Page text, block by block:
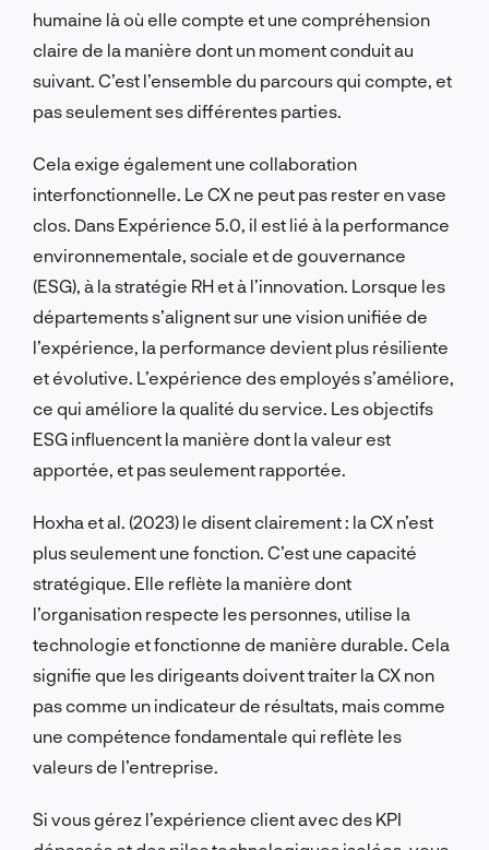
humaine là où elle compte et une compréhension
claire de la manière dont un moment conduit au
suivant. C’est l’ensemble du parcours qui compte, et
pas seulement ses différentes parties.
Cela exige également une collaboration
interfonctionnelle. Le CX ne peut pas rester en vase
clos. Dans Expérience 5.0, il est lié à la performance
environnementale, sociale et de gouvernance
(ESG), à la stratégie RH et à l’innovation. Lorsque les
départements s’alignent sur une vision unifiée de
l’expérience, la performance devient plus résiliente
et évolutive. L’expérience des employés s’améliore,
ce qui améliore la qualité du service. Les objectifs
ESG influencent la manière dont la valeur est
apportée, et pas seulement rapportée.
Hoxha et al. (2023) le disent clairement : la CX n’est
plus seulement une fonction. C’est une capacité
stratégique. Elle reflète la manière dont
l’organisation respecte les personnes, utilise la
technologie et fonctionne de manière durable. Cela
signifie que les dirigeants doivent traiter la CX non
pas comme un indicateur de résultats, mais comme
une compétence fondamentale qui reflète les
valeurs de l’entreprise.
Si vous gérez l’expérience client avec des KPI